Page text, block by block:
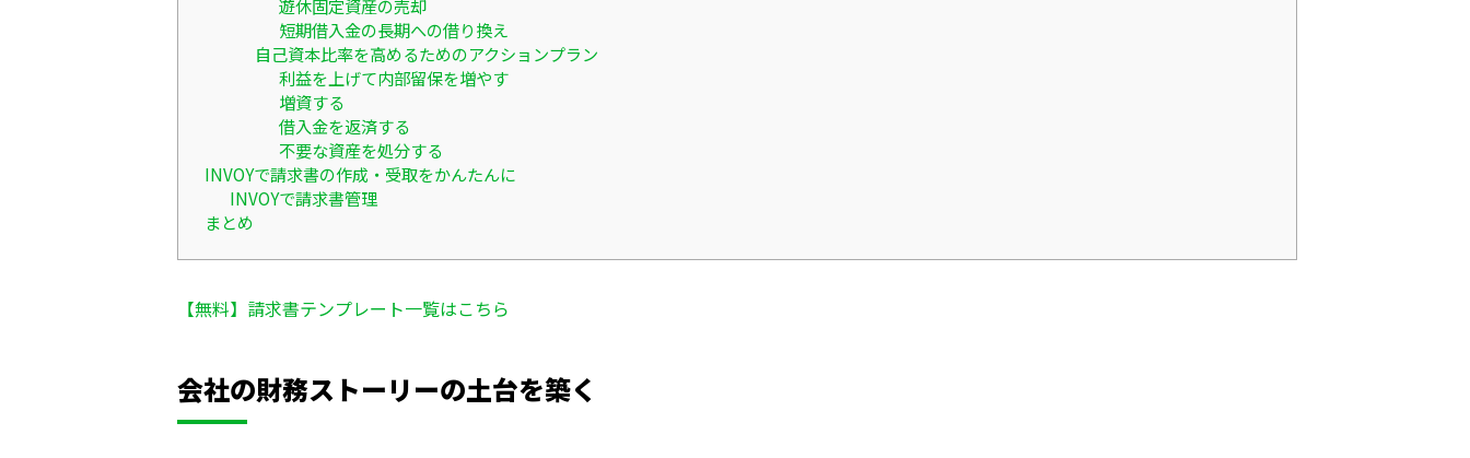
遊休固定資産の売却
短期借入金の長期への借り換え
自己資本比率を高めるためのアクションプラン
利益を上げて内部留保を増やす
増資する
借入金を返済する
不要な資産を処分する
INVOYで請求書の作成・受取をかんたんに
INVOYで請求書管理
まとめ
【無料】請求書テンプレート一覧はこちら
会社の財務ストーリーの土台を築く